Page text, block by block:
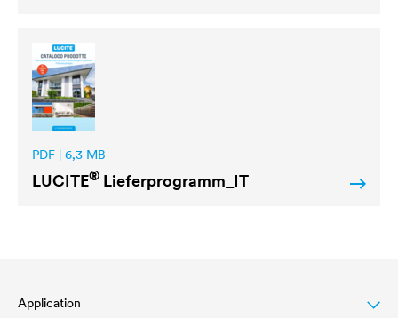
PDF | 6,3 MB
LUCITE® Lieferprogramm_IT
Application